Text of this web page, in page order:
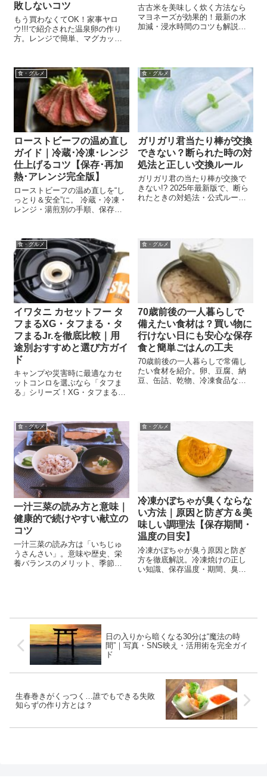
敗しないコツ
もう買わなくてOK！家事ヤロ
ウ!!!で紹介された温泉卵の作り
方。レンジで簡単、マグカップ
古古米を美味しく炊く方法なら
マヨネーズが効果的！最新の水
加減・浸水時間のコツも解説。
食・グルメ
ローストビーフの温め直し
ガイド｜冷蔵･冷凍･レンジ
仕上げるコツ【保存･再加
熱･アレンジ完全版】
ローストビーフの温め直しを“し
っとり＆安全”に。 冷蔵・冷凍・
レンジ・湯煎別の手順、保存期
説した完全ガイド。
食・グルメ
ガリガリ君当たり棒が交換
できない？断られた時の対
処法と正しい交換ルール
ガリガリ君の当たり棒が交換で
きない!? 2025年最新版で、断ら
れたときの対処法・公式ルー
食・グルメ
イワタニ カセットフー タ
フまるXG・タフまる・タ
フまるJr.を徹底比較｜用
途別おすすめと選び方ガイ
ド
キャンプや災害時に最適なカセ
ットコンロを選ぶなら「タフま
る」シリーズ！XG・タフまる・
のガイドをお届けします。
食・グルメ
70歳前後の一人暮らしで
備えたい食材は？買い物に
行けない日にも安心な保存
食と簡単ごはんの工夫
70歳前後の一人暮らしで常備し
たい食材を紹介。卵、豆腐、納
豆、缶詰、乾物、冷凍食品な
食・グルメ
一汁三菜の読み方と意味｜
健康的で続けやすい献立の
コツ
一汁三菜の読み方は「いちじゅ
うさんさい」。意味や歴史、栄
養バランスのメリット、季節の
食・グルメ
冷凍かぼちゃが臭くならな
い方法｜原因と防ぎ方＆美
味しい調理法【保存期間・
温度の目安】
冷凍かぼちゃが臭う原因と防ぎ
方を徹底解説。冷凍焼けの正し
い知識、保存温度・期間、臭み
日の入りから暗くなる30分は“魔法の時
間”｜写真・SNS映え・活用術を完全ガイ
ド
生春巻きがくっつく…誰でもできる失敗
知らずの作り方とは？